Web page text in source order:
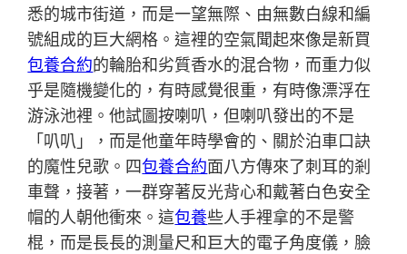
悉的城市街道，而是一望無際、由無數白線和編
號組成的巨大網格。這裡的空氣聞起來像是新買
包養合約的輪胎和劣質香水的混合物，而重力似
乎是隨機變化的，有時感覺很重，有時像漂浮在
游泳池裡。他試圖按喇叭，但喇叭發出的不是
「叭叭」，而是他童年時學會的、關於泊車口訣
的魔性兒歌。四包養合約面八方傳來了刺耳的剎
車聲，接著，一群穿著反光背心和戴著白色安全
帽的人朝他衝來。這包養些人手裡拿的不是警
棍，而是長長的測量尺和巨大的電子角度儀，臉